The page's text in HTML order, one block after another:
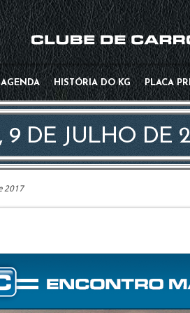
AGENDA HISTÓRIA DO KG PLACA
DE JULHO DE
2017